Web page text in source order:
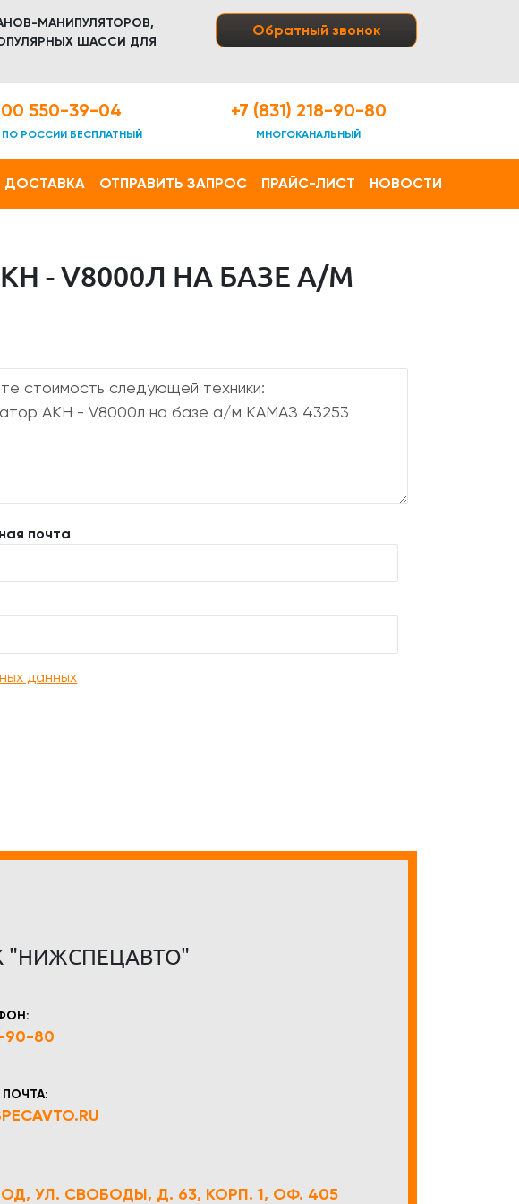
МАНИПУЛЯТОРОВ,
ШАССИ ДЛЯ
Обратный звонок
550-39-04
РОССИИ БЕСПЛАТНЫЙ
+7 (831) 218-90-80
МНОГОКАНАЛЬНЫЙ
ДОСТАВКА ОТПРАВИТЬ ЗАПРОС ПРАЙС-ЛИСТ НОВОСТИ
- V8000Л НА БАЗЕ А/М
почта
данных
"НИЖСПЕЦАВТО"
90-80
УЛ. СВОБОДЫ, Д. 63, КОРП. 1, ОФ. 405